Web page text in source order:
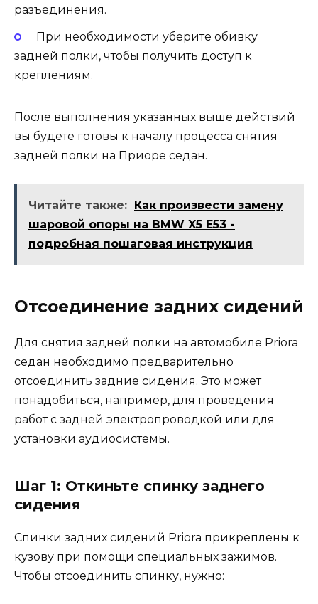
разъединения.
При необходимости уберите обивку
задней полки, чтобы получить доступ к
креплениям.
После выполнения указанных выше действий
вы будете готовы к началу процесса снятия
задней полки на Приоре седан.
Читайте также:
Как произвести замену
шаровой опоры на BMW X5 E53 -
подробная пошаговая инструкция
Отсоединение задних сидений
Для снятия задней полки на автомобиле Priora
седан необходимо предварительно
отсоединить задние сидения. Это может
понадобиться, например, для проведения
работ с задней электропроводкой или для
установки аудиосистемы.
Шаг 1: Откиньте спинку заднего
сидения
Спинки задних сидений Priora прикреплены к
кузову при помощи специальных зажимов.
Чтобы отсоединить спинку, нужно: